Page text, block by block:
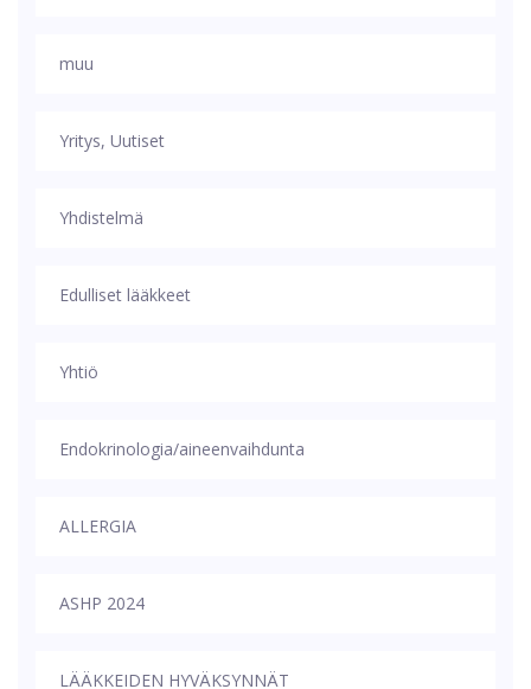
muu
Yritys, Uutiset
Yhdistelmä
Edulliset lääkkeet
Yhtiö
Endokrinologia/aineenvaihdunta
ALLERGIA
ASHP 2024
LÄÄKKEIDEN HYVÄKSYNNÄT